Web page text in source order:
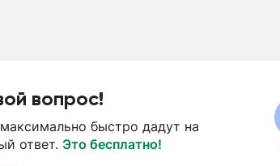
вопрос!
быстро дадут на
ответ. Это бесплатно!